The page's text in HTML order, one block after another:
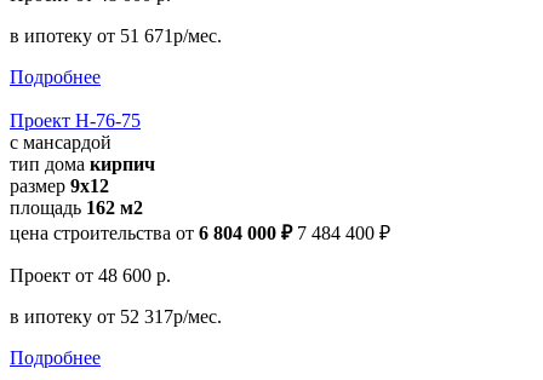
в ипотеку от 51 671р/мес.
Подробнее
Проект Н-76-75
с мансардой
тип дома кирпич
размер 9x12
площадь 162 м2
цена строительства от 6 804 000 ₽ 7 484 400 ₽
Проект от 48 600 р.
в ипотеку от 52 317р/мес.
Подробнее